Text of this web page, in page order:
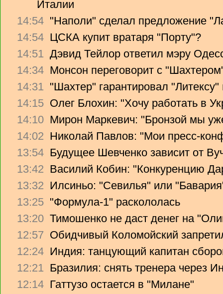
Италии
14:54 "Наполи" сделал предложение
14:54 ЦСКА купит вратаря "Порту"?
14:51 Дэвид Тейлор ответил мэру
14:34 Монсон переговорит с
14:31 "Шахтер" гарантировал
14:15 Олег Блохин: "Хочу работать в
14:10 Мирон Маркевич: "Бронзой мы
14:02 Николай Павлов: "Мои пресс-
13:54 Будущее Шевченко зависит от
13:42 Василий Кобин: "Конкуренцию
13:32 Илсиньо: "Севилья" или
13:25 "Формула-1" раскололась
13:20 Тимошенко не даст денег на
12:57 Обидчивый Коломойский
12:24 Индия: танцующий капитан
12:21 Бразилия: снять тренера через
12:14 Гаттузо остается в "Милане"